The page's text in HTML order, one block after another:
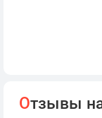
Отзывы